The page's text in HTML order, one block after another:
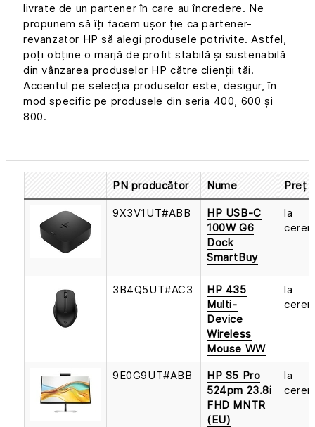
livrate de un partener în care au încredere. Ne
propunem să îți facem ușor ție ca partener-
revanzator HP să alegi produsele potrivite. Astfel,
poți obține o marjă de profit stabilă și sustenabilă
din vânzarea produselor HP către clienții tăi.
Accentul pe selecția produselor este, desigur, în
mod specific pe produsele din seria 400, 600 și
800.
PN producător Nume Preț
9X3V1UT#ABB
HP USB-C
100W G6
Dock
SmartBuy
la
3B4Q5UT#AC3
HP 435
Multi-
Device
Wireless
Mouse WW
la
9E0G9UT#ABB
HP S5 Pro
524pm 23.8i
FHD MNTR
(EU)
la